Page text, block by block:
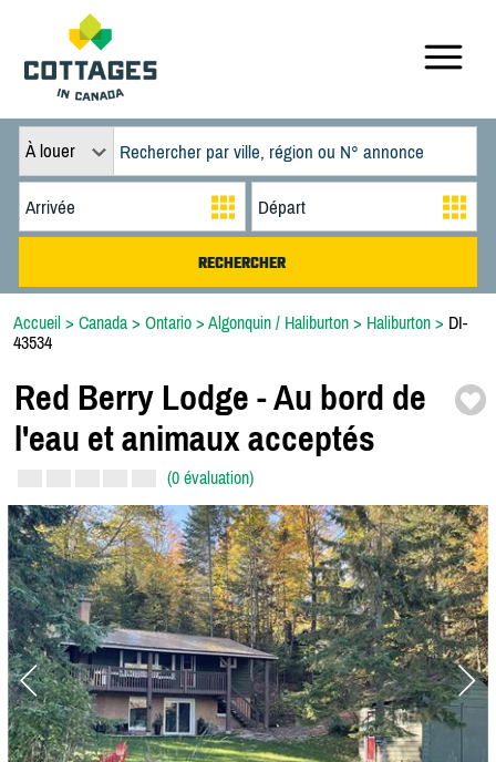
À louer
Accueil > Canada > Ontario > Algonquin / Haliburton > Haliburton > DI-
43534
Red Berry Lodge -Au bord de
l'eau et animaux acceptés
(0 évaluation)